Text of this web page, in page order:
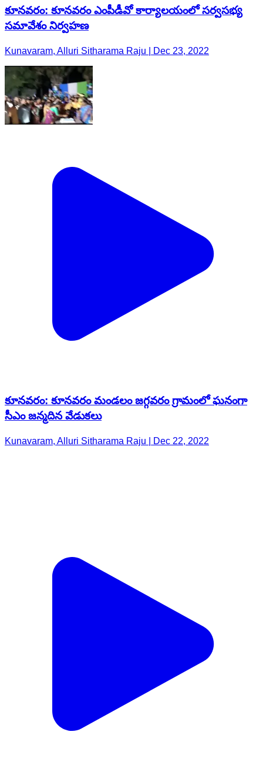
కూనవరం: కూనవరం ఎంపీడీవో కార్యాలయంలో సర్వసభ్య
సమావేశం నిర్వహణ
Kunavaram, Alluri Sitharama Raju | Dec 23, 2022
కూనవరం: కూనవరం మండలం జగ్గవరం గ్రామంలో ఘనంగా
సీఎం జన్మదిన వేడుకలు
Kunavaram, Alluri Sitharama Raju | Dec 22, 2022